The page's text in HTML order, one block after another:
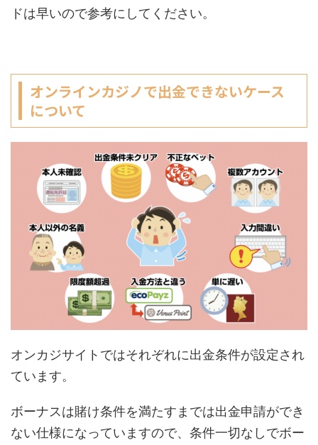
ドは早いので参考にしてください。
オンラインカジノで出金できないケース
について
オンカジサイトではそれぞれに出金条件が設定され
ています。
ボーナスは賭け条件を満たすまでは出金申請ができ
ない仕様になっていますので、条件一切なしでボー